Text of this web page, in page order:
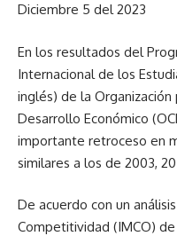
Diciembre 5 del 2023
En los resultados del
Internacional de los
inglés) de la
Desarrollo Económico
importante retroceso en
similares a los de 2003,
De acuerdo con un
Competitividad (IMCO)